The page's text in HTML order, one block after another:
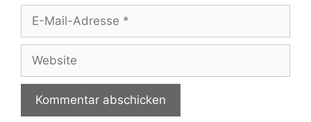
Mail-
Adresse